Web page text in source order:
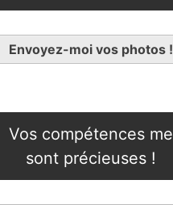
Envoyez-moi vos photos !
Vos compétences me
sont précieuses !